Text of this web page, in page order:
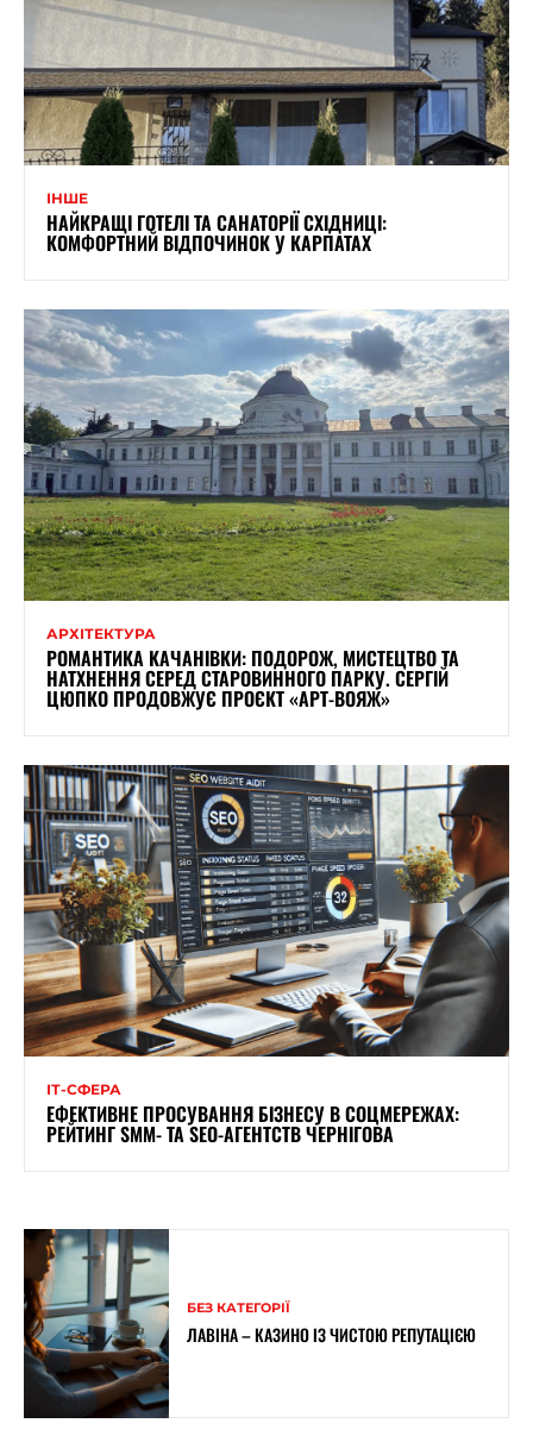
ІНШЕ
НАЙКРАЩІ ГОТЕЛІ ТА САНАТОРІЇ СХІДНИЦІ:
КОМФОРТНИЙ ВІДПОЧИНОК У КАРПАТАХ
АРХІТЕКТУРА
РОМАНТИКА КАЧАНІВКИ: ПОДОРОЖ, МИСТЕЦТВО ТА
НАТХНЕННЯ СЕРЕД СТАРОВИННОГО ПАРКУ. СЕРГІЙ
ЦЮПКО ПРОДОВЖУЄ ПРОЄКТ «АРТ-ВОЯЖ»
ІТ-СФЕРА
ЕФЕКТИВНЕ ПРОСУВАННЯ БІЗНЕСУ В СОЦМЕРЕЖАХ:
РЕЙТИНГ SMM- ТА SEO-АГЕНТСТВ ЧЕРНІГОВА
БЕЗ КАТЕГОРІЇ
ЛАВІНА – КАЗИНО ІЗ ЧИСТОЮ РЕПУТАЦІЄЮ